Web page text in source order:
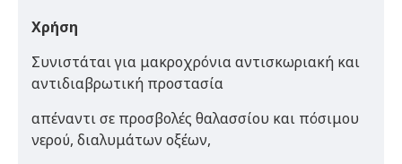
Χρήση
Συνιστάται για μακροχρόνια αντισκωριακή και
αντιδιαβρωτική προστασία
απέναντι σε προσβολές θαλασσίου και πόσιμου
νερού, διαλυμάτων οξέων,